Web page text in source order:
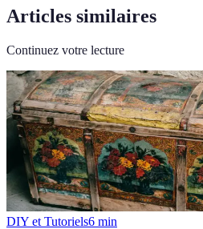
Articles similaires
Continuez votre lecture
DIY et Tutoriels6 min